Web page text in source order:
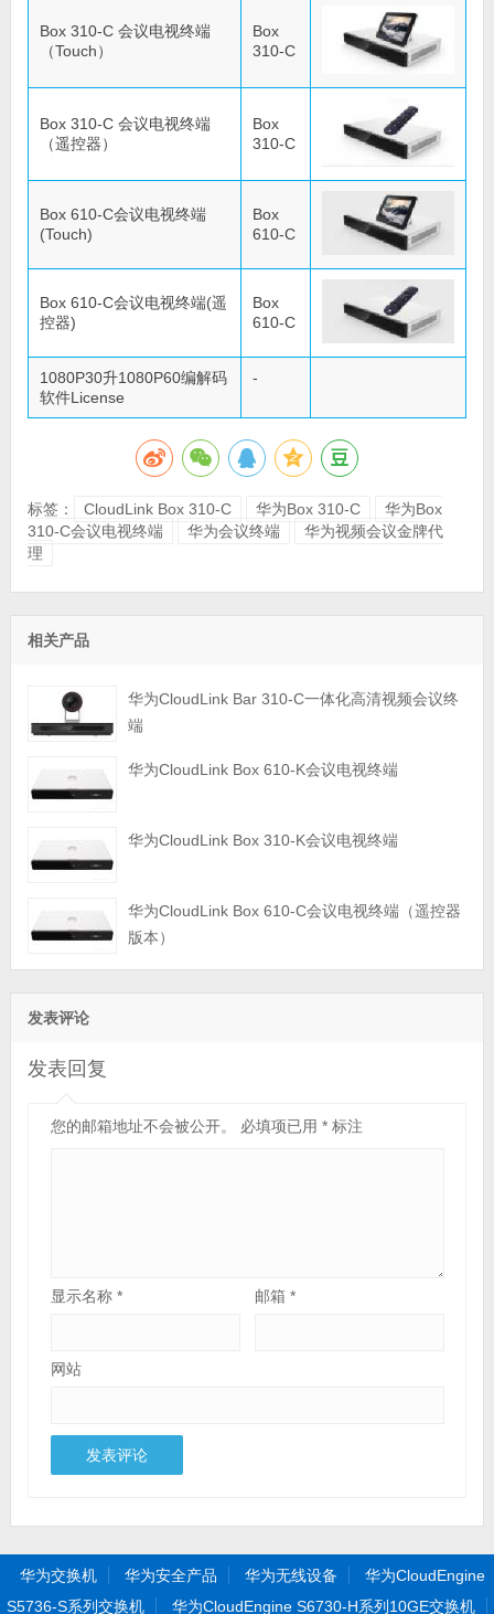
Box 310-C 会议电视终端
（Touch）
Box
310-C
Box 310-C 会议电视终端
（遥控器）
Box
310-C
Box 610-C会议电视终端
(Touch)
Box
610-C
Box 610-C会议电视终端(遥
控器)
Box
610-C
1080P30升1080P60编解码
软件License
-
标签： CloudLink Box 310-C 华为Box 310-C
华为Box
310-C会议电视终端
华为会议终端
华为视频会议金牌代
理
相关产品
华为CloudLink Bar 310-C一体化高清视频会议终
端
华为CloudLink Box 610-K会议电视终端
华为CloudLink Box 310-K会议电视终端
华为CloudLink Box 610-C会议电视终端（遥控器
版本）
发表评论
发表回复
您的邮箱地址不会被公开。 必填项已用 *标注
显示名称 * 邮箱*
网站
华为交换机 华为安全产品 华为无线设备
华为CloudEngine
S5736-S系列交换机
华为CloudEngine S6730-H系列10GE交换机